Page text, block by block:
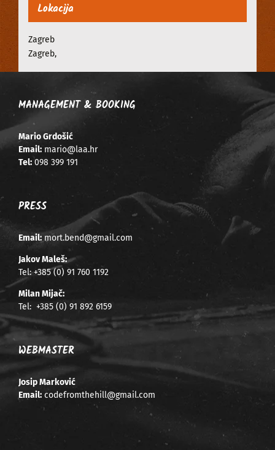
Lokacija
Zagreb
Zagreb,
MANAGEMENT & BOOKING
Mario Grdošić
Email: mario@laa.hr
Tel: 098 399 191
PRESS
Email: mort.bend@gmail.com
Jakov Maleš:
Tel:+385 (0) 91 760 1192
Milan Mijač:
Tel: +385 (0) 91 892 6159
WEBMASTER
Josip Marković
Email: codefromthehill@gmail.com